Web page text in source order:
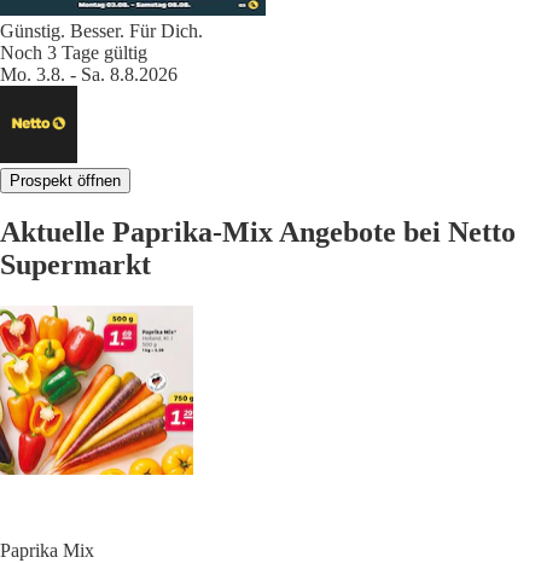
Günstig. Besser. Für Dich.
Noch 3 Tage gültig
Mo. 3.8. - Sa. 8.8.2026
Prospekt öffnen
Aktuelle Paprika-Mix Angebote bei Netto
Supermarkt
Paprika Mix